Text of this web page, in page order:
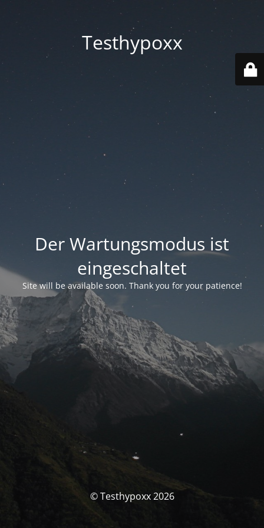
Testhypoxx
Der Wartungsmodus ist
eingeschaltet
Site will be available soon. Thank you for your patience!
© Testhypoxx 2026